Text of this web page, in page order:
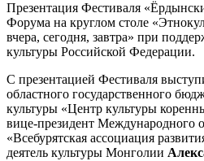
Презентация Фестиваля
Форума на круглом столе
вчера, сегодня, завтра» при
культуры Российской Федерации.
С презентацией Фестиваля
областного государственного
культуры «Центр культуры
вице-президент Международного
«Всебурятская ассоциация
деятель культуры Монголии